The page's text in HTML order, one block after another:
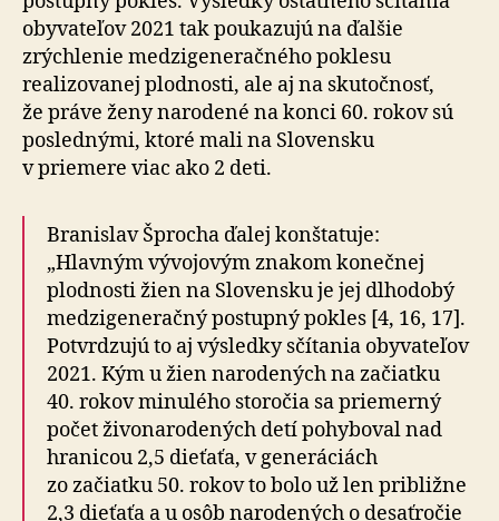
obyvateľov 2021 tak poukazujú na ďalšie
zrýchlenie medzigeneračného poklesu
realizovanej plodnosti, ale aj na skutočnosť,
že práve ženy narodené na konci 60. rokov sú
poslednými, ktoré mali na Slovensku
v priemere viac ako 2 deti.
Branislav Šprocha ďalej konštatuje:
„Hlavným vývojovým znakom konečnej
plodnosti žien na Slovensku je jej dlhodobý
medzigeneračný postupný pokles [4, 16, 17].
Potvrdzujú to aj výsledky sčítania obyvateľov
2021. Kým u žien narodených na začiatku
40. rokov minulého storočia sa priemerný
počet živonarodených detí pohyboval nad
hranicou 2,5 dieťaťa, v generáciách
zo začiatku 50. rokov to bolo už len približne
2,3 dieťaťa a u osôb narodených o desaťročie